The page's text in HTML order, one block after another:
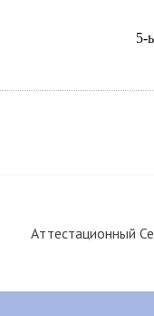
5-
Аттестационный